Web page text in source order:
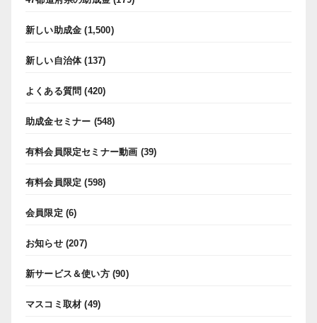
新しい助成金 (1,500)
新しい自治体(137)
よくある質問 (420)
助成金セミナー (548)
有料会員限定セミナー動画 (39)
有料会員限定 (598)
会員限定 (6)
お知らせ(207)
新サービス＆使い方(90)
マスコミ取材 (49)